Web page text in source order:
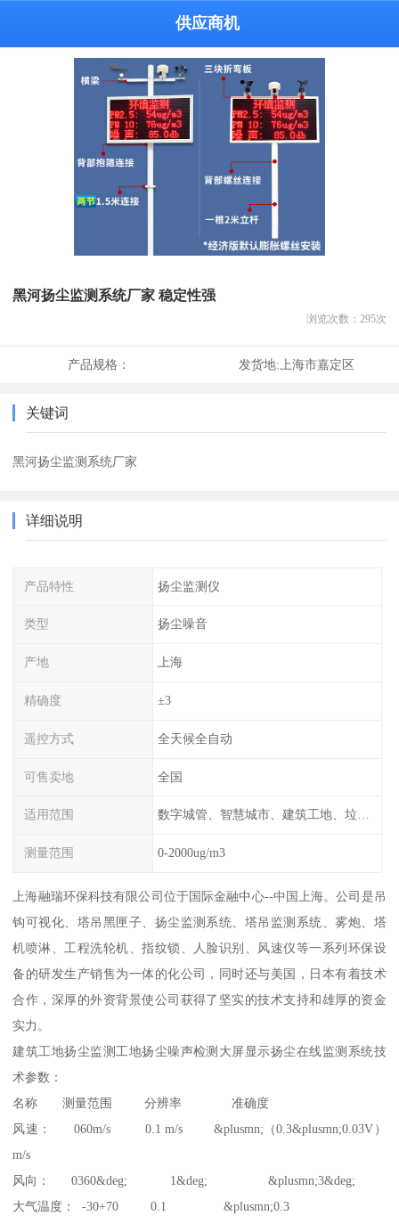
供应商机
黑河扬尘监测系统厂家 稳定性强
浏览次数： 295次
产品规格： 发货地:上海市嘉定区
关键词
黑河扬尘监测系统厂家
详细说明
产品特性 扬尘监测仪
类型 扬尘噪音
产地 上海
精确度 ±3
遥控方式 全天候全自动
可售卖地 全国
适用范围 数字城管、智慧城市、建筑工地、垃圾场、拆迁工地、码头、产业园、社区、道路
测量范围 0-2000ug/m3
上海融瑞环保科技有限公司位于国际金融中心--中国上海。公司是吊
钩可视化、塔吊黑匣子、扬尘监测系统、塔吊监测系统、雾炮、塔
机喷淋、工程洗轮机、指纹锁、人脸识别、风速仪等一系列环保设
备的研发生产销售为一体的化公司，同时还与美国，日本有着技术
合作，深厚的外资背景使公司获得了坚实的技术支持和雄厚的资金
实力。
建筑工地扬尘监测工地扬尘噪声检测大屏显示扬尘在线监测系统技
术参数：
名称 测量范围 分辨率 准确度
风速： 060m/s 0.1 m/s &plusmn;（0.3&plusmn;0.03V）
m/s
风向： 0360&deg; 1&deg; &plusmn;3&deg;
大气温度： -30+70 0.1 &plusmn;0.3